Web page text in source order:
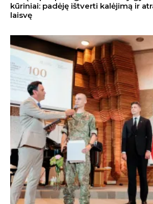
kūriniai: padėję ištverti kalėjimą ir
laisvę